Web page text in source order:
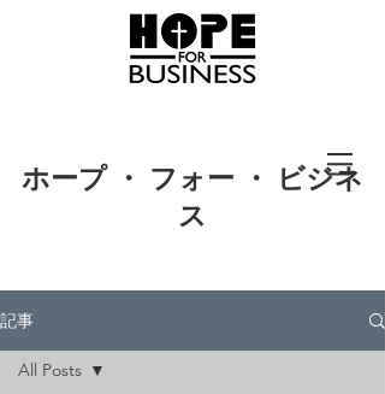
ホープ ・ フォー ・ ビジネ
ス
記事
All Posts